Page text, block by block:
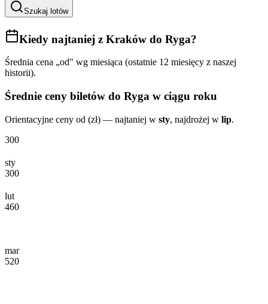
Szukaj lotów
Kiedy najtaniej z Kraków do Ryga?
Średnia cena „od" wg miesiąca (ostatnie 12 miesięcy z naszej
historii).
Średnie ceny biletów do Ryga w ciągu roku
Orientacyjne ceny od (zł) — najtaniej w sty, najdrożej w lip.
300
sty
300
lut
460
mar
520